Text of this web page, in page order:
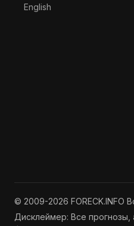
Выберите язык
English
© 2009-2026 FORECK.INFO
Дисклеймер: Все прогнозы,